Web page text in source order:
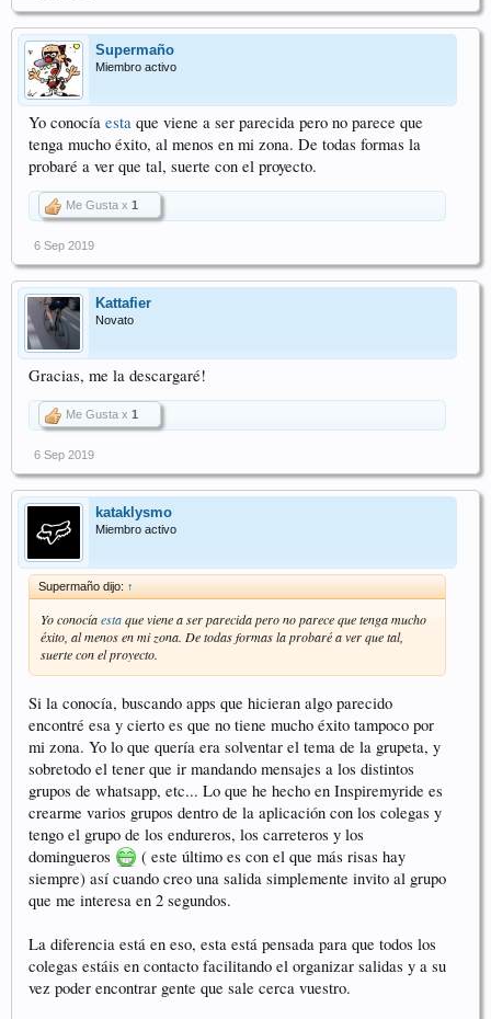
Supermaño
Miembro activo
Yo conocía esta que viene a ser parecida pero no parece que
tenga mucho éxito, al menos en mi zona. De todas formas la
probaré a ver que tal, suerte con el proyecto.
Me Gusta x 1
6 Sep 2019
Kattafier
Novato
Gracias, me la descargaré!
Me Gusta x 1
6 Sep 2019
kataklysmo
Miembro activo
Supermaño dijo: ↑
Yo conocíaestaque viene a ser parecida pero no parece que tenga mucho
éxito, al menos en mi zona. De todas formas la probaré a ver que tal,
suerte con el proyecto.
Si la conocía, buscando apps que hicieran algo parecido
encontré esa y cierto es que no tiene mucho éxito tampoco por
mi zona. Yo lo que quería era solventar el tema de la grupeta, y
sobretodo el tener que ir mandando mensajes a los distintos
grupos de whatsapp, etc... Lo que he hecho en Inspiremyride es
crearme varios grupos dentro de la aplicación con los colegas y
tengo el grupo de los endureros, los carreteros y los
domingueros
( este último es con el que más risas hay
siempre) así cuando creo una salida simplemente invito al grupo
que me interesa en 2 segundos.
La diferencia está en eso, esta está pensada para que todos los
colegas estáis en contacto facilitando el organizar salidas y a su
vez poder encontrar gente que sale cerca vuestro.